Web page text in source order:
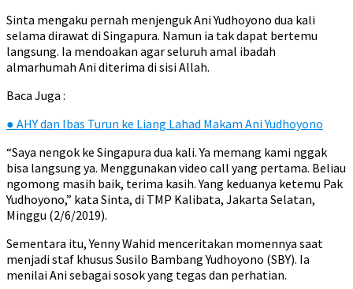
Sinta mengaku pernah menjenguk Ani Yudhoyono dua kali
selama dirawat di Singapura. Namun ia tak dapat bertemu
langsung. Ia mendoakan agar seluruh amal ibadah
almarhumah Ani diterima di sisi Allah.
Baca Juga :
● AHY dan Ibas Turun ke Liang Lahad Makam Ani Yudhoyono
“Saya nengok ke Singapura dua kali. Ya memang kami nggak
bisa langsung ya. Menggunakan video call yang pertama. Beliau
ngomong masih baik, terima kasih. Yang keduanya ketemu Pak
Yudhoyono,” kata Sinta, di TMP Kalibata, Jakarta Selatan,
Minggu (2/6/2019).
Sementara itu, Yenny Wahid menceritakan momennya saat
menjadi staf khusus Susilo Bambang Yudhoyono (SBY). Ia
menilai Ani sebagai sosok yang tegas dan perhatian.